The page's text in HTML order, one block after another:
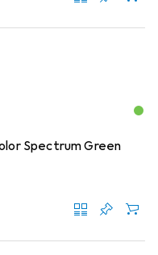
Spectrum Green